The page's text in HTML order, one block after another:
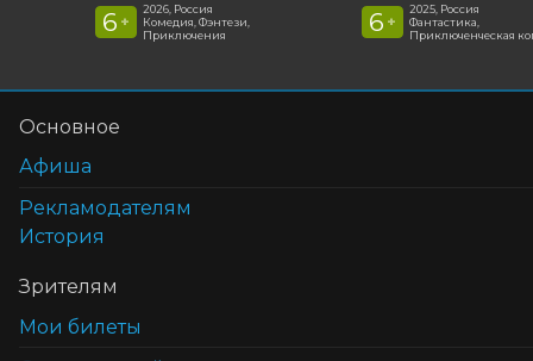
6 +
2026, Россия
Комедия, Фэнтези,
Приключения
6 +
2025, Россия
Фантастика,
Приключенческая
Основное
Афиша
Рекламодателям
История
Зрителям
Мои билеты